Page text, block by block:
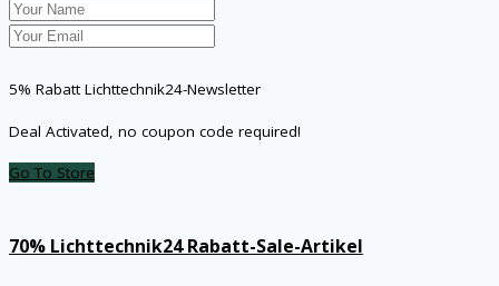
5% Rabatt Lichttechnik24-Newsletter
Deal Activated, no coupon code required!
Go To Store
70% Lichttechnik24 Rabatt-Sale-Artikel